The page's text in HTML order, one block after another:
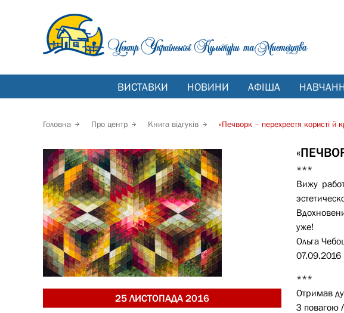
ВИСТАВКИ НОВИНИ АФІША
Головна Про центр Книга відгуків «Печворк – перехрестя користі
25 ЛИСТОПАДА 2016
***
Вижу
уже!
Ольга
07.09.2016
***
Отримав
З повагою